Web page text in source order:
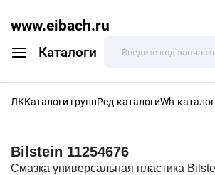
www.eibach.ru
Каталоги
ЛККаталоги группРед.каталогиWh-
Bilstein 11254676
Смазка универсальная пластика